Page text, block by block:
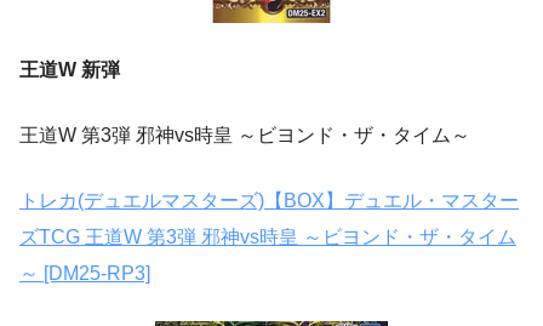
王道W 新弾
王道W 第3弾 邪神vs時皇 ～ビヨンド・ザ・タイム～
トレカ(デュエルマスターズ)【BOX】デュエル・マスター
ズTCG 王道W 第3弾 邪神vs時皇 ～ビヨンド・ザ・タイム
～ [DM25-RP3]